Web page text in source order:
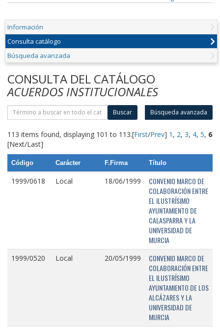
Información
Consulta catálogo
Búsqueda avanzada
CONSULTA DEL CATÁLOGO
ACUERDOS INSTITUCIONALES
Buscar Búsqueda avanzada
113 items found, displaying 101 to 113.[First/Prev] 1 , 2, 3, 4, 5, 6
[Next/Last]
Código Carácter F.Firma Título
1999/0618 Local 18/06/1999
CONVENIO MARCO DE
COLABORACIÓN ENTRE
EL ILUSTRÍSIMO
AYUNTAMIENTO DE
CALASPARRA Y LA
UNIVERSIDAD DE
MURCIA
1999/0520 Local 20/05/1999
CONVENIO MARCO DE
COLABORACIÓN ENTRE
EL ILUSTRÍSIMO
AYUNTAMIENTO DE LOS
ALCÁZARES Y LA
UNIVERSIDAD DE
MURCIA